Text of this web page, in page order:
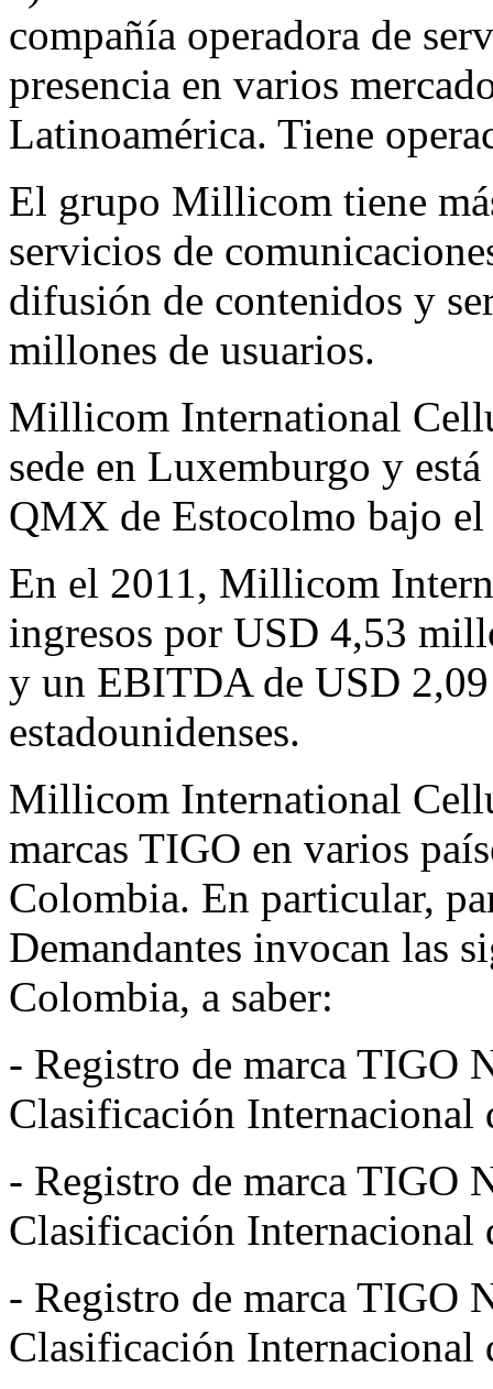
compañía operadora de
presencia en varios
Latinoamérica. Tiene
El grupo Millicom tiene
servicios de
difusión de contenidos y
millones de usuarios.
Millicom International
sede en Luxemburgo y
QMX de Estocolmo bajo
En el 2011, Millicom
ingresos por USD 4,53
y un EBITDA de USD
estadounidenses.
Millicom International
marcas TIGO en varios
Colombia. En particular,
Demandantes invocan las
Colombia, a saber:
- Registro de marca TIGO
Clasificación Internacional
- Registro de marca TIGO
Clasificación Internacional
- Registro de marca TIGO
Clasificación Internacional